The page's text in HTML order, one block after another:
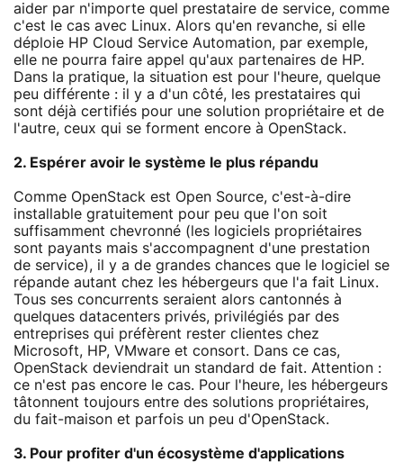
aider par n'importe quel prestataire de service, comme
c'est le cas avec Linux. Alors qu'en revanche, si elle
déploie HP Cloud Service Automation, par exemple,
elle ne pourra faire appel qu'aux partenaires de HP.
Dans la pratique, la situation est pour l'heure, quelque
peu différente : il y a d'un côté, les prestataires qui
sont déjà certifiés pour une solution propriétaire et de
l'autre, ceux qui se forment encore à OpenStack.
2. Espérer avoir le système le plus répandu
Comme OpenStack est Open Source, c'est-à-dire
installable gratuitement pour peu que l'on soit
suffisamment chevronné (les logiciels propriétaires
sont payants mais s'accompagnent d'une prestation
de service), il y a de grandes chances que le logiciel se
répande autant chez les hébergeurs que l'a fait Linux.
Tous ses concurrents seraient alors cantonnés à
quelques datacenters privés, privilégiés par des
entreprises qui préfèrent rester clientes chez
Microsoft, HP, VMware et consort. Dans ce cas,
OpenStack deviendrait un standard de fait. Attention :
ce n'est pas encore le cas. Pour l'heure, les hébergeurs
tâtonnent toujours entre des solutions propriétaires,
du fait-maison et parfois un peu d'OpenStack.
3. Pour profiter d'un écosystème d'applications